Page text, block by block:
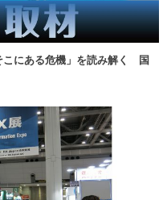
こにある危機」を読み解く 国